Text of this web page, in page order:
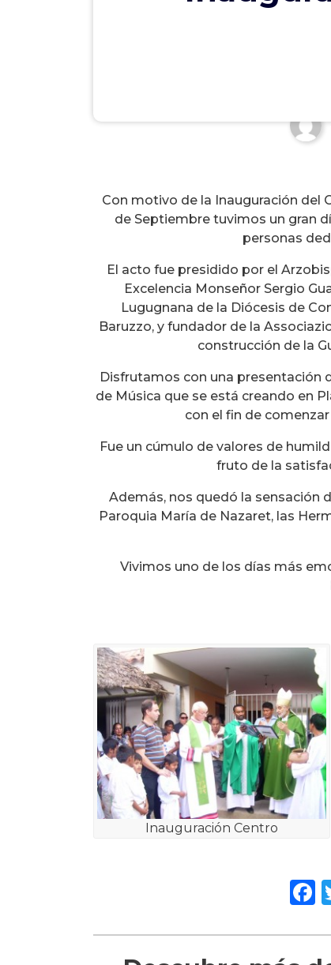
Con motivo de la Inauguración del
de Septiembre tuvimos un gran
personas
El acto fue presidido por el
Excelencia Monseñor Sergio
Lugugnana de la Diócesis de
Baruzzo, y fundador de la
construcción de la
Disfrutamos con una presentación
de Música que se está creando en
con el fin de
Fue un cúmulo de valores de
fruto de la
Además, nos quedó la sensación
Paroquia María de Nazaret, las
Vivimos uno de los días más
Inauguración Centro